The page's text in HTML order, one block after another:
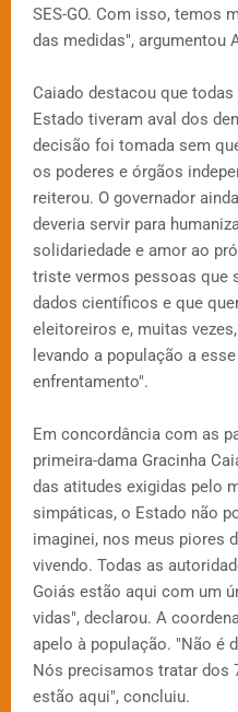
SES-GO. Com isso, temos
das medidas", argumentou
Caiado destacou que
Estado tiveram aval dos
decisão foi tomada sem
os poderes e órgãos
reiterou. O governador
deveria servir para
solidariedade e amor ao
triste vermos pessoas que
dados científicos e que
eleitoreiros e, muitas
levando a população a
enfrentamento".
Em concordância com as
primeira-dama Gracinha
das atitudes exigidas pelo
simpáticas, o Estado não
imaginei, nos meus piores
vivendo. Todas as
Goiás estão aqui com um
vidas", declarou. A
apelo à população. "Não é
Nós precisamos tratar dos
estão aqui", concluiu.